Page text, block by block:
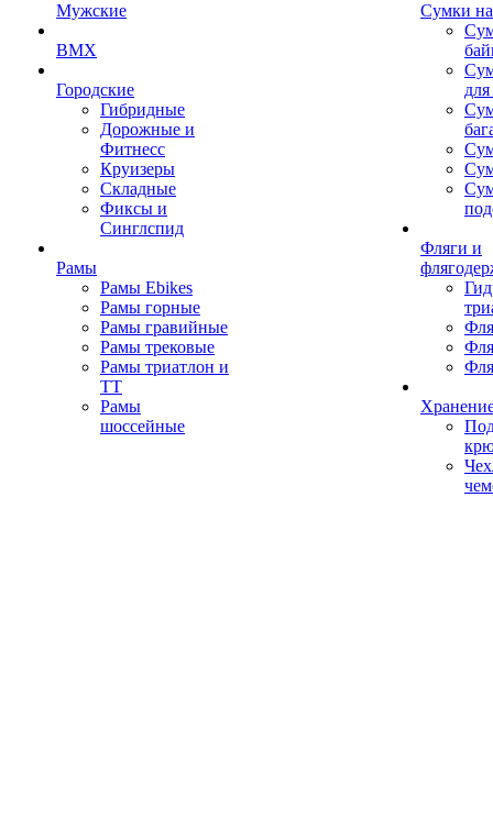
Мужские
BMX
Городские
Гибридные
Дорожные и
Фитнесс
Круизеры
Складные
Фиксы и
Синглспид
Рамы
Рамы Ebikes
Рамы горные
Рамы гравийные
Рамы трековые
Рамы триатлон и
ТТ
Рамы
шоссейные
Сумки
Фляги и